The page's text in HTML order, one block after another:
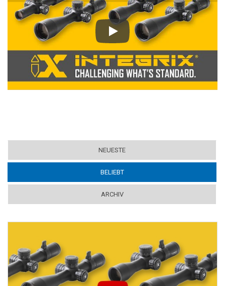
Play
NEUESTE
BELIEBT(ACTIVE TAB)
ARCHIV